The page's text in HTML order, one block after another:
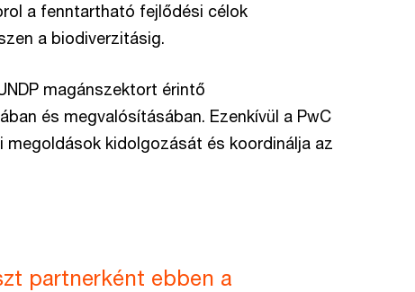
a fenntartható fejlődési célok
a biodiverzitásig.
magánszektort érintő
és megvalósításában. Ezenkívül a PwC
kidolgozását és koordinálja az
partnerként ebben a